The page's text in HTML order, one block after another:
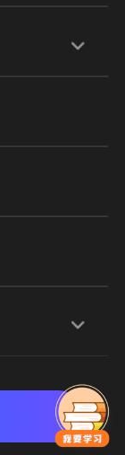
兴趣培训
企微SCRM